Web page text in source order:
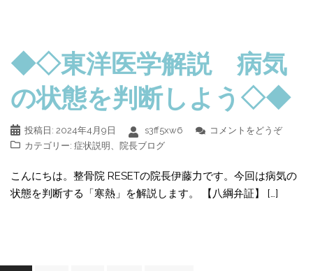
◆◇東洋医学解説 病気
の状態を判断しよう◇◆
投稿日: 2024年4月9日 s3ff5xw6
コメントをどうぞ
カテゴリー: 症状説明 院長ブログ
こんにちは。整骨院 RESETの院長伊藤力です。今回は病気の
状態を判断する「寒熱」を解説します。 【八綱弁証】 […]